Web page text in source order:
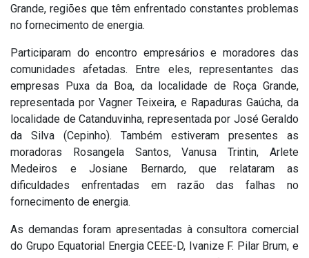
Grande, regiões que têm enfrentado constantes problemas
no fornecimento de energia.
Participaram do encontro empresários e moradores das
comunidades afetadas. Entre eles, representantes das
empresas Puxa da Boa, da localidade de Roça Grande,
representada por Vagner Teixeira, e Rapaduras Gaúcha, da
localidade de Catanduvinha, representada por José Geraldo
da Silva (Cepinho). Também estiveram presentes as
moradoras Rosangela Santos, Vanusa Trintin, Arlete
Medeiros e Josiane Bernardo, que relataram as
dificuldades enfrentadas em razão das falhas no
fornecimento de energia.
As demandas foram apresentadas à consultora comercial
do Grupo Equatorial Energia CEEE-D, Ivanize F. Pilar Brum, e